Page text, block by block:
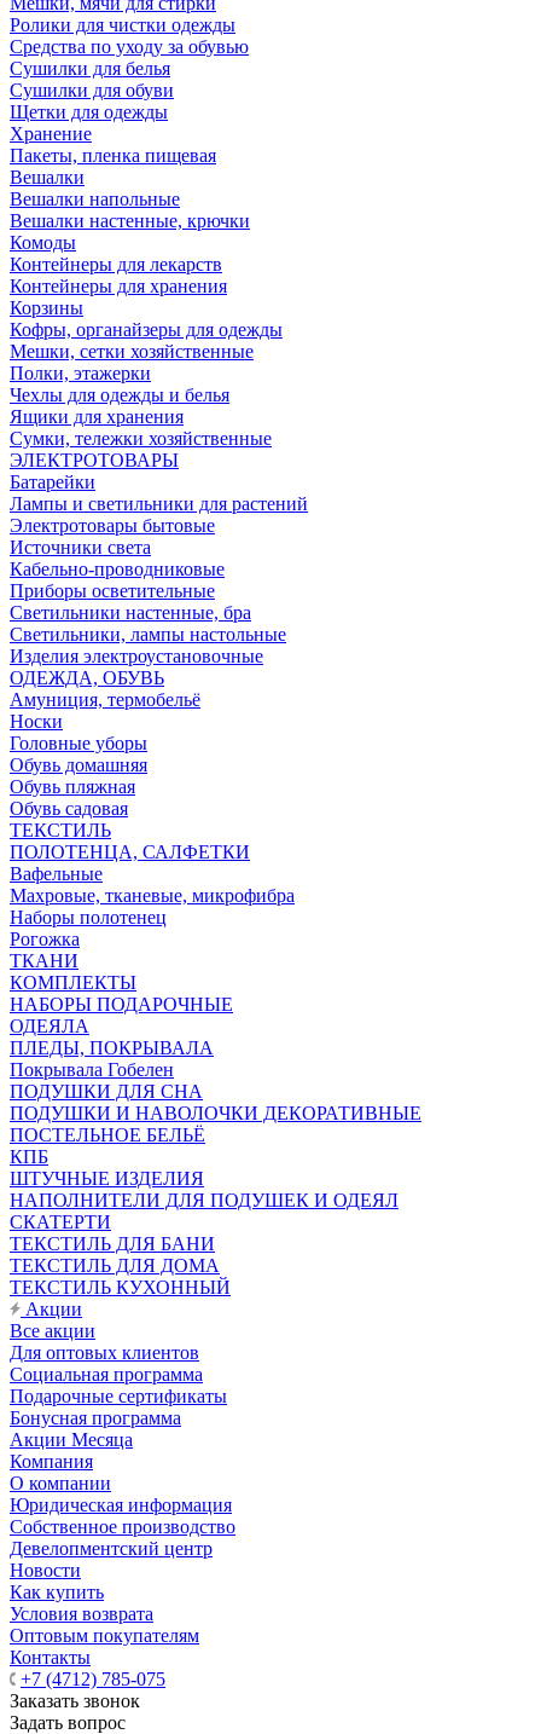
Ролики для чистки одежды
Средства по уходу за обувью
Сушилки для белья
Сушилки для обуви
Щетки для одежды
Хранение
Пакеты, пленка пищевая
Вешалки
Вешалки напольные
Вешалки настенные, крючки
Комоды
Контейнеры для лекарств
Контейнеры для хранения
Корзины
Кофры, органайзеры для одежды
Мешки, сетки хозяйственные
Полки, этажерки
Чехлы для одежды и белья
Ящики для хранения
Сумки, тележки хозяйственные
ЭЛЕКТРОТОВАРЫ
Батарейки
Лампы и светильники для растений
Электротовары бытовые
Источники света
Кабельно-проводниковые
Приборы осветительные
Светильники настенные, бра
Светильники, лампы настольные
Изделия электроустановочные
ОДЕЖДА, ОБУВЬ
Амуниция, термобельё
Носки
Головные уборы
Обувь домашняя
Обувь пляжная
Обувь садовая
ТЕКСТИЛЬ
ПОЛОТЕНЦА, САЛФЕТКИ
Вафельные
Махровые, тканевые, микрофибра
Наборы полотенец
Рогожка
ТКАНИ
КОМПЛЕКТЫ
НАБОРЫ ПОДАРОЧНЫЕ
ОДЕЯЛА
ПЛЕДЫ, ПОКРЫВАЛА
Покрывала Гобелен
ПОДУШКИ ДЛЯ СНА
ПОДУШКИ И НАВОЛОЧКИ ДЕКОРАТИВНЫЕ
ПОСТЕЛЬНОЕ БЕЛЬЁ
КПБ
ШТУЧНЫЕ ИЗДЕЛИЯ
НАПОЛНИТЕЛИ ДЛЯ ПОДУШЕК И ОДЕЯЛ
СКАТЕРТИ
ТЕКСТИЛЬ ДЛЯ БАНИ
ТЕКСТИЛЬ ДЛЯ ДОМА
ТЕКСТИЛЬ КУХОННЫЙ
Акции
Все акции
Для оптовых клиентов
Социальная программа
Подарочные сертификаты
Бонусная программа
Акции Месяца
Компания
О компании
Юридическая информация
Собственное производство
Девелопментский центр
Новости
Как купить
Условия возврата
Оптовым покупателям
Контакты
+7 (4712) 785-075
Заказать звонок
Задать вопрос